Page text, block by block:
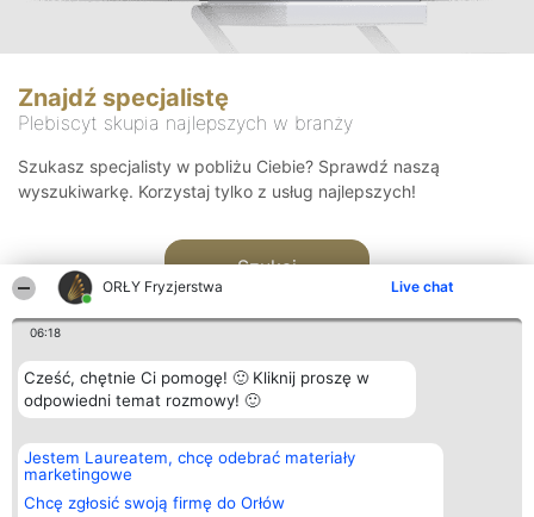
ORŁY Fryzjerstwa Live chat
06:18
Cześć, chętnie Ci pomogę! 🙂 Kliknij proszę w
odpowiedni temat rozmowy! 🙂
Jestem Laureatem, chcę odebrać materiały
marketingowe
Chcę zgłosić swoją firmę do Orłów
Znajdź specjalistę
Plebiscyt skupia najlepszych w branży
Szukasz specjalisty w pobliżu Ciebie? Sprawdź naszą
wyszukiwarkę. Korzystaj tylko z usług najlepszych!
Szukaj
Organizator plebiscytu
Bright Side Solutions sp. z o.
o. sp. k.
ul. Ruska 22
Wrocław 50-079
Plebiscyt
Laureaci
wszystkich
Laureatów
Kontakt
Kontakt